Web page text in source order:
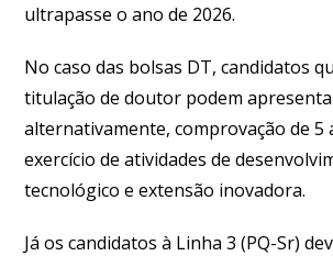
ultrapasse o ano de 2026.
No caso das bolsas DT, candidatos
titulação de doutor podem
alternativamente, comprovação de 5
exercício de atividades de
tecnológico e extensão inovadora.
Já os candidatos à Linha 3 (PQ-Sr)